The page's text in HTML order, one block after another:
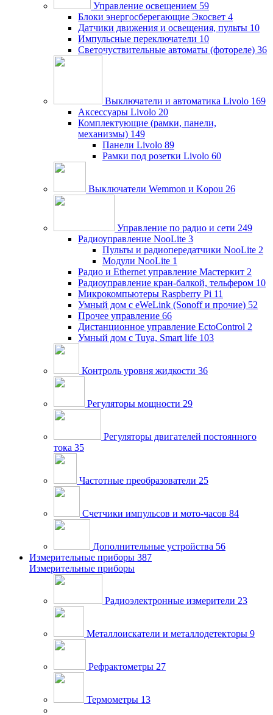
Управление освещением 59
Блоки энергосберегающие Экосвет 4
Датчики движения и освещения, пульты 10
Импульсные переключатели 10
Светочуствительные автоматы (фотореле) 36
Выключатели и автоматика Livolo 169
Аксессуары Livolo 20
Комплектующие (рамки, панели,
механизмы) 149
Панели Livolo 89
Рамки под розетки Livolo 60
Выключатели Wemmon и Kopou 26
Управление по радио и сети 249
Радиоуправление NooLite 3
Пульты и радиопередатчики NooLite 2
Модули NooLite 1
Радио и Ethernet управление Мастеркит 2
Радиоуправление кран-балкой, тельфером 10
Микрокомпьютеры Raspberry Pi 11
Умный дом c eWeLink (Sonoff и прочие) 52
Прочее управление 66
Дистанционное управление EctoControl 2
Умный дом с Tuya, Smart life 103
Контроль уровня жидкости 36
Регуляторы мощности 29
Регуляторы двигателей постоянного
тока 35
Частотные преобразователи 25
Счетчики импульсов и мото-часов 84
Дополнительные устройства 56
Измерительные приборы 387
Измерительные приборы
Радиоэлектронные измерители 23
Металлоискатели и металлодетекторы 9
Рефрактометры 27
Термометры 13